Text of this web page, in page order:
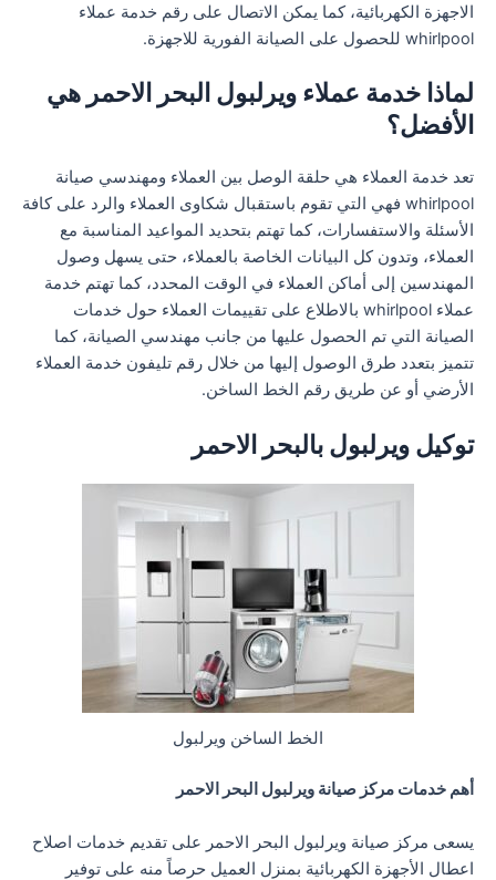
الاجهزة الكهربائية، كما يمكن الاتصال على رقم خدمة عملاء
whirlpool للحصول على الصيانة الفورية للاجهزة.
لماذا خدمة عملاء ويرلبول البحر الاحمر هي
الأفضل؟
تعد خدمة العملاء هي حلقة الوصل بين العملاء ومهندسي صيانة
whirlpool فهي التي تقوم باستقبال شكاوى العملاء والرد على كافة
الأسئلة والاستفسارات، كما تهتم بتحديد المواعيد المناسبة مع
العملاء، وتدون كل البيانات الخاصة بالعملاء، حتى يسهل وصول
المهندسين إلى أماكن العملاء في الوقت المحدد، كما تهتم خدمة
عملاء whirlpool بالاطلاع على تقييمات العملاء حول خدمات
الصيانة التي تم الحصول عليها من جانب مهندسي الصيانة، كما
تتميز بتعدد طرق الوصول إليها من خلال رقم تليفون خدمة العملاء
الأرضي أو عن طريق رقم الخط الساخن.
توكيل ويرلبول بالبحر الاحمر
الخط الساخن ويرلبول
أهم خدمات مركز صيانة ويرلبول البحر الاحمر
يسعى مركز صيانة ويرلبول البحر الاحمر على تقديم خدمات اصلاح
اعطال الأجهزة الكهربائية بمنزل العميل حرصاً منه على توفير